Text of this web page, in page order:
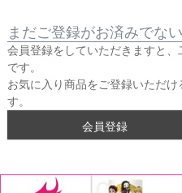
まだご登録がお済みでな
会員登録をしていただきますと
です。
お気に入り商品をご登録いただ
す。
会員登録